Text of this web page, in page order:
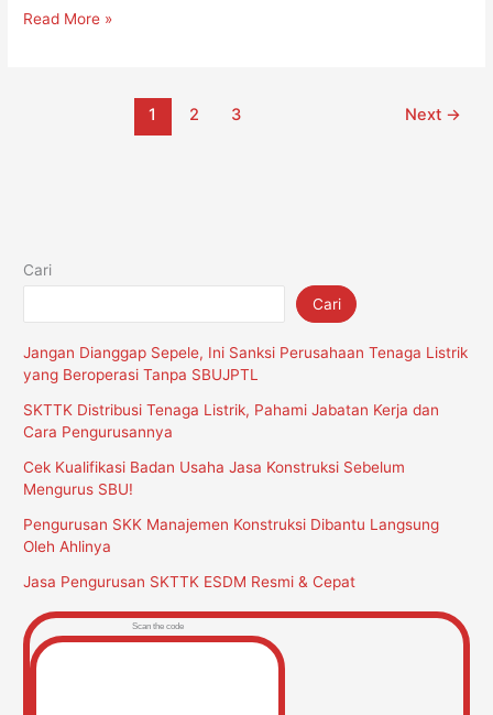
Read More »
1 2 3 Next →
Cari
Cari
Jangan Dianggap Sepele, Ini Sanksi Perusahaan Tenaga Listrik
yang Beroperasi Tanpa SBUJPTL
SKTTK Distribusi Tenaga Listrik, Pahami Jabatan Kerja dan
Cara Pengurusannya
Cek Kualifikasi Badan Usaha Jasa Konstruksi Sebelum
Mengurus SBU!
Pengurusan SKK Manajemen Konstruksi Dibantu Langsung
Oleh Ahlinya
Jasa Pengurusan SKTTK ESDM Resmi & Cepat
Scan the code